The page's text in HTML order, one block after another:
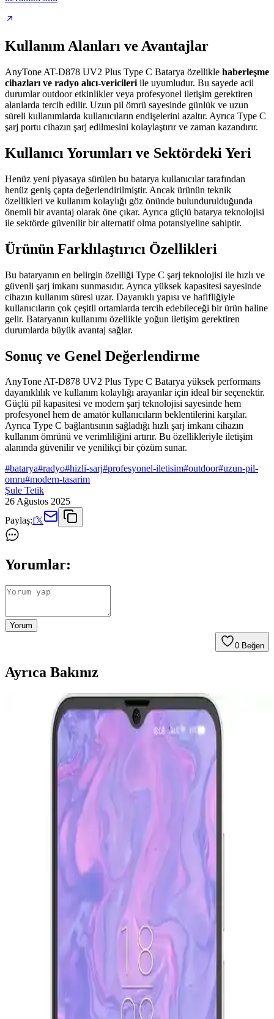
Kullanım Alanları ve Avantajlar
AnyTone AT-D878 UV2 Plus Type C Batarya özellikle haberleşme
cihazları ve radyo alıcı-vericileri ile uyumludur. Bu sayede acil
durumlar outdoor etkinlikler veya profesyonel iletişim gerektiren
alanlarda tercih edilir. Uzun pil ömrü sayesinde günlük ve uzun
süreli kullanımlarda kullanıcıların endişelerini azaltır. Ayrıca Type C
şarj portu cihazın şarj edilmesini kolaylaştırır ve zaman kazandırır.
Kullanıcı Yorumları ve Sektördeki Yeri
Henüz yeni piyasaya sürülen bu batarya kullanıcılar tarafından
henüz geniş çapta değerlendirilmiştir. Ancak ürünün teknik
özellikleri ve kullanım kolaylığı göz önünde bulundurulduğunda
önemli bir avantaj olarak öne çıkar. Ayrıca güçlü batarya teknolojisi
ile sektörde güvenilir bir alternatif olma potansiyeline sahiptir.
Ürünün Farklılaştırıcı Özellikleri
Bu bataryanın en belirgin özelliği Type C şarj teknolojisi ile hızlı ve
güvenli şarj imkanı sunmasıdır. Ayrıca yüksek kapasitesi sayesinde
cihazın kullanım süresi uzar. Dayanıklı yapısı ve hafifliğiyle
kullanıcıların çok çeşitli ortamlarda tercih edebileceği bir ürün haline
gelir. Bataryanın kullanımı özellikle yoğun iletişim gerektiren
durumlarda büyük avantaj sağlar.
Sonuç ve Genel Değerlendirme
AnyTone AT-D878 UV2 Plus Type C Batarya yüksek performans
dayanıklılık ve kullanım kolaylığı arayanlar için ideal bir seçenektir.
Güçlü pil kapasitesi ve modern şarj teknolojisi sayesinde hem
profesyonel hem de amatör kullanıcıların beklentilerini karşılar.
Ayrıca Type C bağlantısının sağladığı hızlı şarj imkanı cihazın
kullanım ömrünü ve verimliliğini artırır. Bu özellikleriyle iletişim
alanında güvenilir ve yenilikçi bir çözüm sunar.
#batarya#radyo#hizli-sarj#profesyonel-iletisim#outdoor#uzun-pil-
omru#modern-tasarim
Şule Tetik
26 Ağustos 2025
Paylaş:f𝕏
Yorumlar:
Yorum
0 Beğen
Ayrıca Bakınız
Robot Süpürge Seçiminde Bütçe ve Özelliklere Göre
En İyi Modeller ve Kriterler
Robot süpürge seçiminde bütçe, temizlik performansı, mop
özellikleri ve batarya verimliliği gibi kriterler önemlidir. Ecovacs,
Mova, Dreame gibi markalar farklı ihtiyaçlara uygun çözümler
CATL'nin İkinci Nesil Lityum Demir Fosfat
Bataryası ve Elektrikli Araç Teknolojisindeki
CATL'nin geliştirdiği ikinci nesil LFP batarya, hızlı şarj imkanı ve
artırılmış menzil sunarak elektrikli araç teknolojisinde önemli bir
adım atıyor. Ancak altyapı ve politik engeller çözülmeli.
Şarjlı Mobil Cihaz Bataryalarında Doğal Bozulma,
Şişme ve Güvenlik Riskleri
Mobil cihaz bataryaları zamanla kimyasal bozulma sonucu şişebilir
ve güvenlik riski oluşturabilir. Batarya sağlığı kapasiteyi gösterir
ancak şişme riski için kesin gösterge değildir. Şişme durumunda
Kurtarılmış Parçalarla Programlanabilir Elektronik
Yük ve Batarya Test Cihazı Tasarımı ve Özellikleri